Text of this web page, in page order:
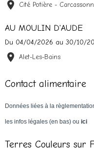
Cité Potière -
AU MOULIN D'AUDE
Du 04/04/2026 au 30/10/
Alet-Les-Bains
Contact alimentaire
Données liées à la
les infos légales (en bas) ou ici
Terres Couleurs sur